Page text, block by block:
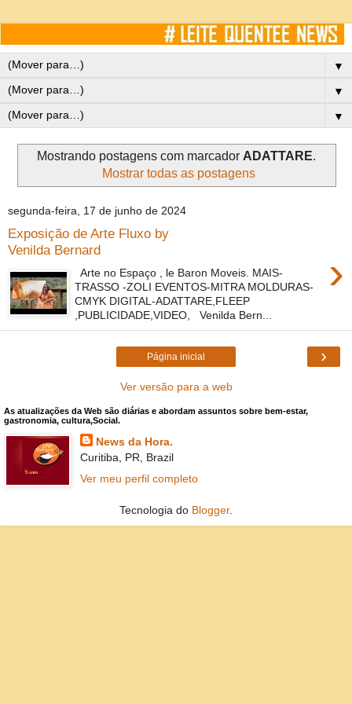
▼
▼
▼
Mostrando postagens com marcador ADATTARE.
Mostrar todas as postagens
segunda-feira, 17 de junho de 2024
Exposição de Arte Fluxo by
Venilda Bernard
›
Arte no Espaço , le Baron Moveis. MAIS-
TRASSO -ZOLI EVENTOS-MITRA MOLDURAS-
CMYK DIGITAL-ADATTARE,FLEEP
,PUBLICIDADE,VIDEO, Venilda Bern...
›
Página inicial
Ver versão para a web
As atualizações da Web são diárias e abordam assuntos sobre bem-estar,
gastronomia, cultura,Social.
News da Hora.
Curitiba, PR, Brazil
Ver meu perfil completo
Tecnologia do Blogger.